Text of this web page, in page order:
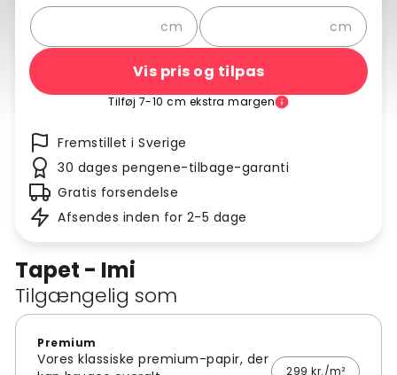
Tapet - Imi
Tilgængelig som
Premium
Vores klassiske premium-papir, der
299 kr./m²
cm cm
Vis pris og tilpas
Tilføj 7-10 cm ekstra margen
Fremstillet i Sverige
30 dages pengene-tilbage-garanti
Gratis forsendelse
Afsendes inden for 2-5 dage